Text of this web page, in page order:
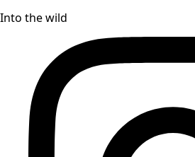
Into the wild